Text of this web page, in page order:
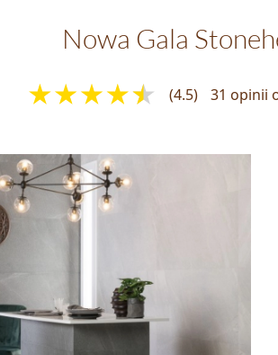
Nowa Gala
(4.5) 31 opinii